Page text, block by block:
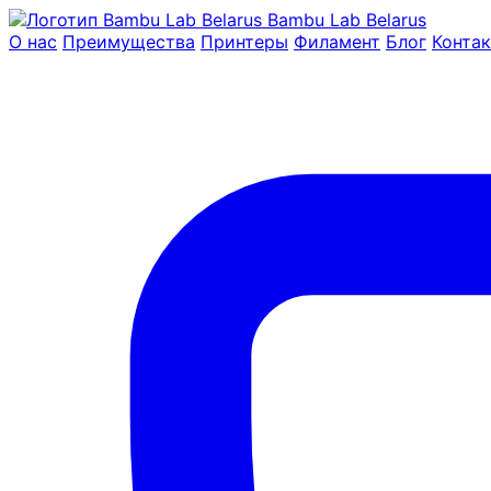
Bambu Lab Belarus
О нас Преимущества Принтеры Филамент Блог